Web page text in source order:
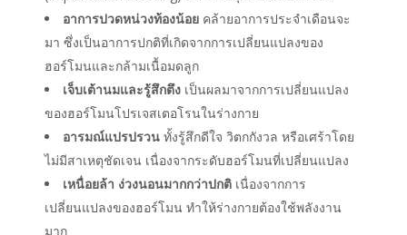
อาการปวดหน่วงท้องน้อย คล้ายอาการประจำเดือนจะ
มา ซึ่งเป็นอาการปกติที่เกิดจากการเปลี่ยนแปลงของ
ฮอร์โมนและกล้ามเนื้อมดลูก
เจ็บเต้านมและรู้สึกตึง เป็นผลมาจากการเปลี่ยนแปลง
ของฮอร์โมนโปรเจสเตอโรนในร่างกาย
อารมณ์แปรปรวน ทั้งรู้สึกดีใจ วิตกกังวล หรือเศร้าโดย
ไม่มีสาเหตุชัดเจน เนื่องจากระดับฮอร์โมนที่เปลี่ยนแปลง
เหนื่อยล้า ง่วงนอนมากกว่าปกติ เนื่องจากการ
เปลี่ยนแปลงของฮอร์โมน ทำให้ร่างกายต้องใช้พลังงาน
มาก